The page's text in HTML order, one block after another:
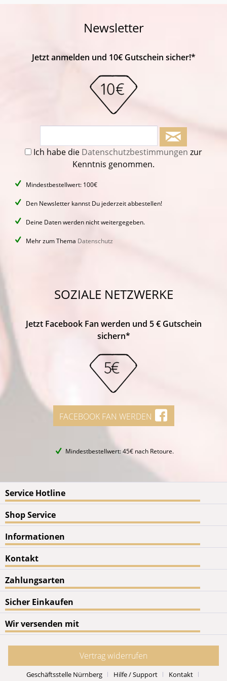
Newsletter
Jetzt anmelden und 10€ Gutschein sicher!*
Ich habe die Datenschutzbestimmungen zur
Kenntnis genommen.
Mindestbestellwert: 100€
Den Newsletter kannst Du jederzeit abbestellen!
Deine Daten werden nicht weitergegeben.
Mehr zum Thema Datenschutz
SOZIALE NETZWERKE
Jetzt Facebook Fan werden und 5 € Gutschein
sichern*
FACEBOOK FAN WERDEN
Mindestbestellwert: 45€ nach Retoure.
Service Hotline
Shop Service
Informationen
Kontakt
Zahlungsarten
Sicher Einkaufen
Wir versenden mit
Vertrag widerrufen
Geschäftsstelle Nürnberg Hilfe / Support Kontakt